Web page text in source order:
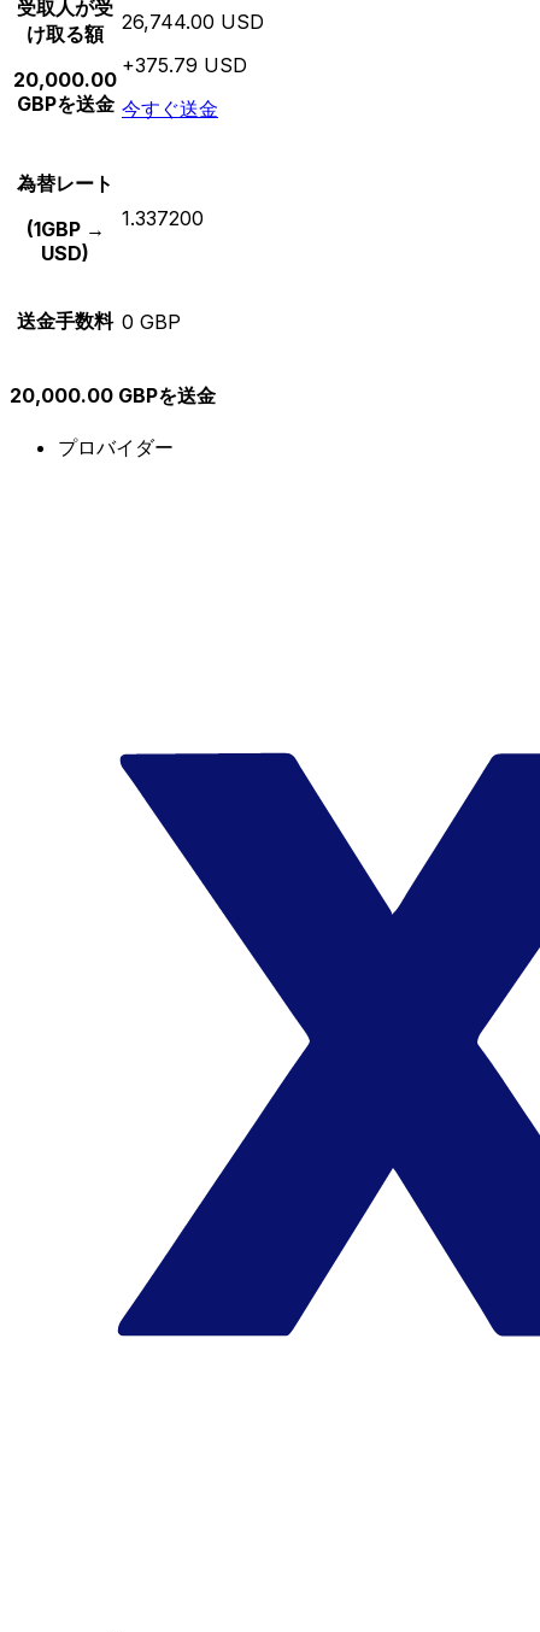
受取人が受
け取る額
20,000.00
GBPを送金
26,744.00 USD
+375.79 USD
今すぐ送金
為替レート
(1GBP →
USD)
1.337200
送金手数料 0 GBP
20,000.00 GBPを送金
プロバイダー